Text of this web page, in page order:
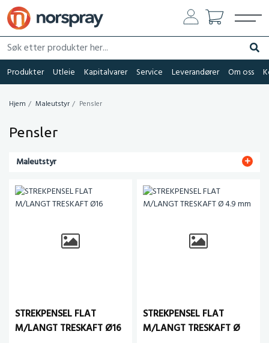
Søk etter produkter her...
Søk
Produkter Utleie Kapitalvarer Service Leverandører Om oss
Hjem Maleutstyr Pensler
Pensler
Maleutstyr
STREKPENSEL FLAT
M/LANGT TRESKAFT Ø16
STREKPENSEL FLAT
M/LANGT TRESKAFT Ø